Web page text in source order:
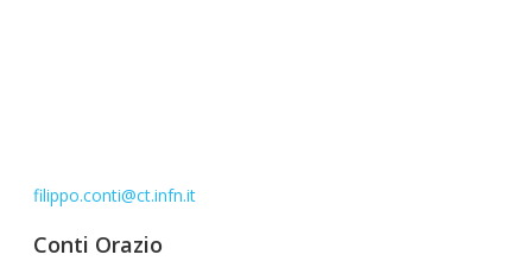
filippo.conti@ct.infn.it
Conti Orazio